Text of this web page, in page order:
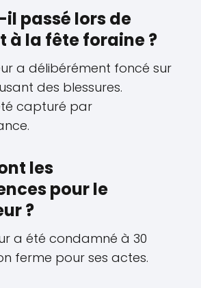
il passé lors de
à la fête foraine ?
a délibérément foncé sur
des blessures.
capturé par
les
pour le
?
a été condamné à 30
ferme pour ses actes.